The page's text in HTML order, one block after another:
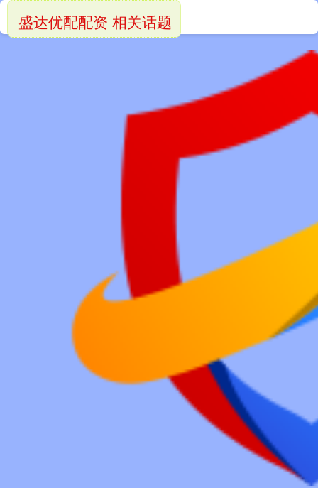
盛达优配配资 相关话题